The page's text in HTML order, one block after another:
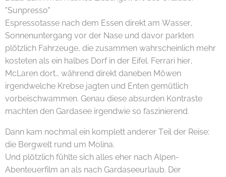
"Sunpresso" 😄☕🌅
Espressotasse nach dem Essen direkt am Wasser,
Sonnenuntergang vor der Nase und davor parkten
plötzlich Fahrzeuge, die zusammen wahrscheinlich mehr
kosteten als ein halbes Dorf in der Eifel. Ferrari hier,
McLaren dort… während direkt daneben Möwen
irgendwelche Krebse jagten und Enten gemütlich
vorbeischwammen. Genau diese absurden Kontraste
machten den Gardasee irgendwie so faszinierend.
Dann kam nochmal ein komplett anderer Teil der Reise:
die Bergwelt rund um Molina.
Und plötzlich fühlte sich alles eher nach Alpen-
Abenteuerfilm an als nach Gardaseeurlaub. Der